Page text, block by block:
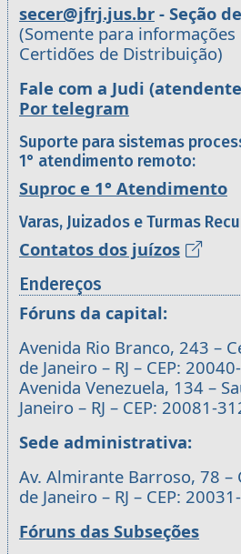
secer@jfrj.jus.br - Seção
(Somente para informações
Certidões de Distribuição)
Fale com a Judi
Por telegram
Suporte para sistemas
1° atendimento remoto:
Suproc e 1° Atendimento
Varas, Juizados e Turmas
Contatos dos juízos
Endereços
Fóruns da capital:
Avenida Rio Branco, 243 –
de Janeiro – RJ – CEP:
Avenida Venezuela, 134 –
Janeiro – RJ – CEP: 20081-
Sede administrativa:
Av. Almirante Barroso, 78 –
de Janeiro – RJ – CEP:
Fóruns das Subseções